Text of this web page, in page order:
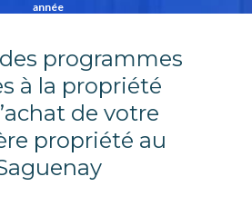
année
programmes
à la propriété
de votre
propriété au